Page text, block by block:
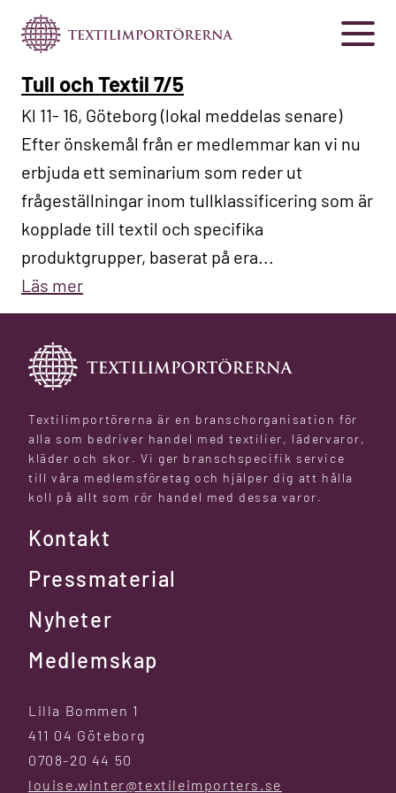
Tull och Textil 7/5
Kl 11- 16, Göteborg (lokal meddelas senare)
Efter önskemål från er medlemmar kan vi nu
erbjuda ett seminarium som reder ut
frågeställningar inom tullklassificering som är
kopplade till textil och specifika
produktgrupper, baserat på era...
Läs mer
Textilimportörerna är en branschorganisation för
alla som bedriver handel med textilier, lädervaror,
kläder och skor. Vi ger branschspecifik service
till våra medlemsföretag och hjälper dig att hålla
koll på allt som rör handel med dessa varor.
Kontakt
Pressmaterial
Nyheter
Medlemskap
Lilla Bommen 1
411 04 Göteborg
0708-20 44 50
louise.winter@textileimporters.se